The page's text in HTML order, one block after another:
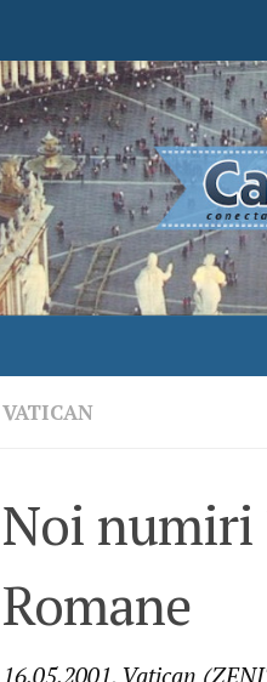
VATICAN
Noi numiri
Romane
16.05.2001, Vatican